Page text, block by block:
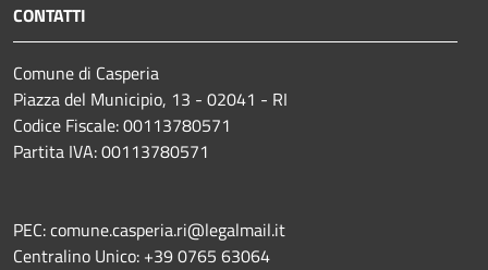
CONTATTI
Comune di Casperia
Piazza del Municipio, 13 - 02041 - RI
Codice Fiscale: 00113780571
Partita IVA: 00113780571
PEC: comune.casperia.ri@legalmail.it
Centralino Unico: +39 0765 63064